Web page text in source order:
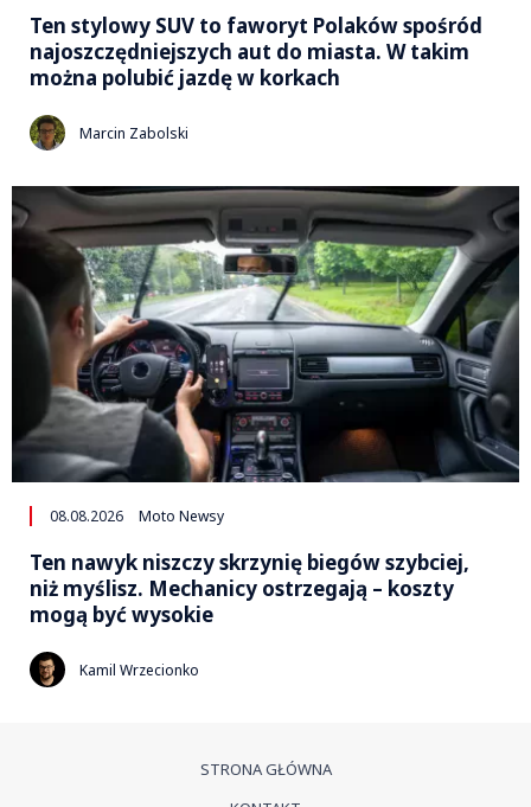
Ten stylowy SUV to faworyt Polaków spośród
najoszczędniejszych aut do miasta. W takim
można polubić jazdę w korkach
Marcin Zabolski
08.08.2026 Moto Newsy
Ten nawyk niszczy skrzynię biegów szybciej,
niż myślisz. Mechanicy ostrzegają – koszty
mogą być wysokie
Kamil Wrzecionko
STRONA GŁÓWNA